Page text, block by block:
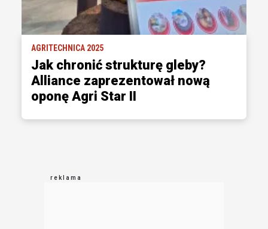
AGRITECHNICA 2025
Jak chronić strukturę gleby?
Alliance zaprezentował nową
oponę Agri Star II